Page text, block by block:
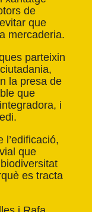
de
que
mercaderia.
parteixin
la presa de
que
i
l’edificació,
que
es tracta